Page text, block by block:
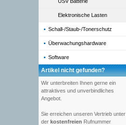
Elektronische Lasten
Schall-/Staub-/Tonerschutz
Überwachungshardware
Software
Artikel nicht gefunden?
Wir unterbreiten Ihnen gerne ein
attraktives und unverbindliches
Angebot.
Sie erreichen unseren Vertrieb unter
der kostenfreien Rufnummer